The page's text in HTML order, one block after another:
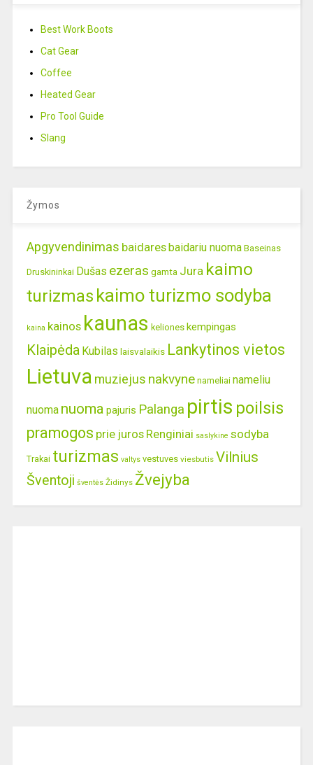
Best Work Boots
Cat Gear
Coffee
Heated Gear
Pro Tool Guide
Slang
Žymos
Apgyvendinimas baidares baidariu nuoma Baseinas
Druskininkai Dušas ezeras gamta Jura kaimo
turizmas kaimo turizmo sodyba
kaina kainos kaunas keliones kempingas
Klaipėda Kubilas laisvalaikis Lankytinos vietos
Lietuva muziejus nakvyne nameliai nameliu
nuoma nuoma pajuris Palanga pirtis poilsis
pramogos prie juros Renginiai saslykine sodyba
Trakai turizmas valtys vestuves viesbutis Vilnius
Šventoji šventės Židinys Žvejyba